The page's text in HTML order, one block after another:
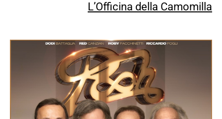
L’Officina della Camomilla